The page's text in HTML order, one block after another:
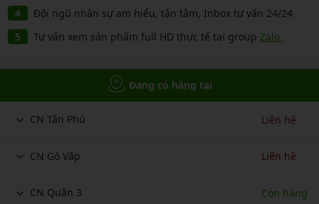
Đội ngũ nhân sự am hiểu, tận tâm, Inbox tư vấn 24/24
Tư vấn xem sản phẩm full HD thực tế tại group Zalo
Đang có hàng tại
CN Tân Phú Liên hệ
CN Gò Vấp Liên hệ
CN Quận 3 Còn hàng